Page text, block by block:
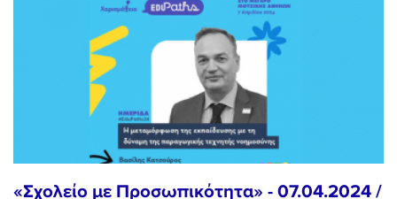
«Σχολείο με Προσωπικότητα» - 07.04.2024 /